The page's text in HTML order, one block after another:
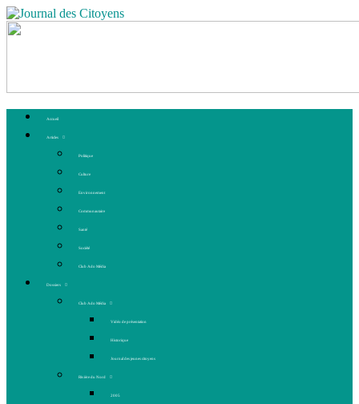
Accueil
Articles
Politique
Culture
Environnement
Communautaire
Santé
Société
Club Ado Média
Dossiers
Club Ado Média
Vidéo de présentation
Historique
Journal des jeunes citoyens
Rivière du Nord
2005